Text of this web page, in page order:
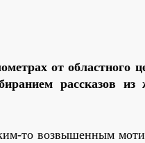
от областного
рассказов из
то возвышенным